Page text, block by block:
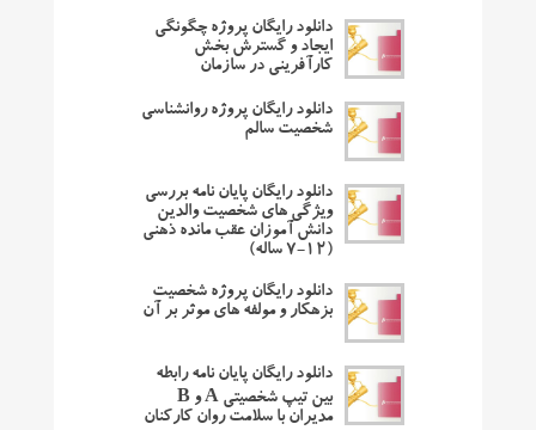
دانلود رایگان پروژه چگونگی
ایجاد و گسترش بخش
کارآفرینی در سازمان
دانلود رایگان پروژه روانشناسی
شخصیت سالم
دانلود رایگان پایان نامه بررسی
ویژگی های شخصیت والدین
دانش آموزان عقب مانده ذهنی
(12-7 ساله)
دانلود رایگان پروژه شخصیت
بزهکار و مولفه های موثر بر آن
دانلود رایگان پایان نامه رابطه
بین تیپ شخصیتی A و B
مدیران با سلامت روان کارکنان